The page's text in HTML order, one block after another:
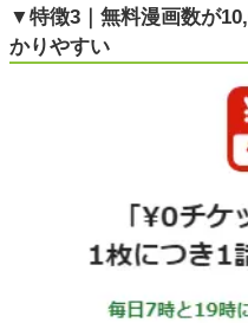
▼特徴3｜無料漫画数が
かりやすい